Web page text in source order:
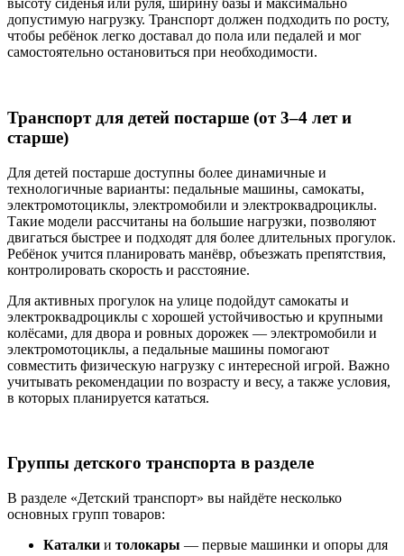
высоту сиденья или руля, ширину базы и максимально
допустимую нагрузку. Транспорт должен подходить по росту,
чтобы ребёнок легко доставал до пола или педалей и мог
самостоятельно остановиться при необходимости.
Транспорт для детей постарше (от 3–4 лет и
старше)
Для детей постарше доступны более динамичные и
технологичные варианты: педальные машины, самокаты,
электромотоциклы, электромобили и электроквадроциклы.
Такие модели рассчитаны на большие нагрузки, позволяют
двигаться быстрее и подходят для более длительных прогулок.
Ребёнок учится планировать манёвр, объезжать препятствия,
контролировать скорость и расстояние.
Для активных прогулок на улице подойдут самокаты и
электроквадроциклы с хорошей устойчивостью и крупными
колёсами, для двора и ровных дорожек — электромобили и
электромотоциклы, а педальные машины помогают
совместить физическую нагрузку с интересной игрой. Важно
учитывать рекомендации по возрасту и весу, а также условия,
в которых планируется кататься.
Группы детского транспорта в разделе
В разделе «Детский транспорт» вы найдёте несколько
основных групп товаров:
Каталки и толокары — первые машинки и опоры для